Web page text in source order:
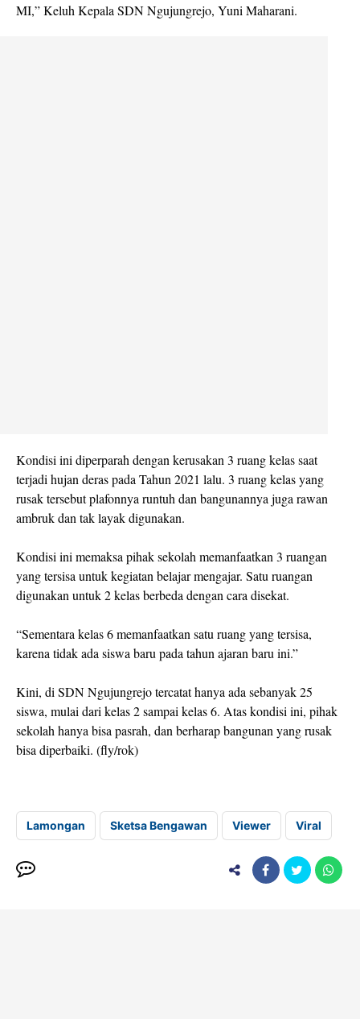
MI,” Keluh Kepala SDN Ngujungrejo, Yuni Maharani.
Kondisi ini diperparah dengan kerusakan 3 ruang kelas saat
terjadi hujan deras pada Tahun 2021 lalu. 3 ruang kelas yang
rusak tersebut plafonnya runtuh dan bangunannya juga rawan
ambruk dan tak layak digunakan.
Kondisi ini memaksa pihak sekolah memanfaatkan 3 ruangan
yang tersisa untuk kegiatan belajar mengajar. Satu ruangan
digunakan untuk 2 kelas berbeda dengan cara disekat.
“Sementara kelas 6 memanfaatkan satu ruang yang tersisa,
karena tidak ada siswa baru pada tahun ajaran baru ini.”
Kini, di SDN Ngujungrejo tercatat hanya ada sebanyak 25
siswa, mulai dari kelas 2 sampai kelas 6. Atas kondisi ini, pihak
sekolah hanya bisa pasrah, dan berharap bangunan yang rusak
bisa diperbaiki. (fly/rok)
Lamongan Sketsa Bengawan Viewer Viral